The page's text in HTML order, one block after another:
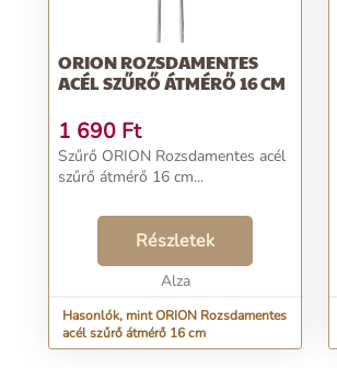
ORION ROZSDAMENTES
ACÉL SZŰRŐ ÁTMÉRŐ 16 CM
1 690 Ft
Szűrő ORION Rozsdamentes acél
szűrő átmérő 16 cm...
Részletek
Alza
Hasonlók, mint ORION Rozsdamentes
acél szűrő átmérő 16 cm